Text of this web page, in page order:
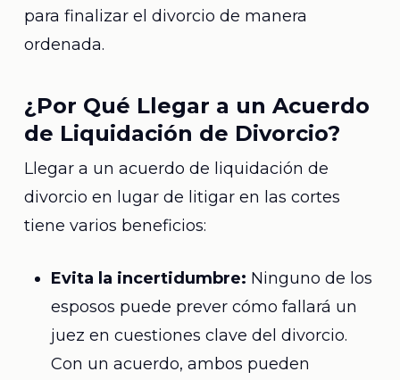
para finalizar el divorcio de manera
ordenada.
¿Por Qué Llegar a un Acuerdo
de Liquidación de Divorcio?
Llegar a un acuerdo de liquidación de
divorcio en lugar de litigar en las cortes
tiene varios beneficios:
Evita la incertidumbre: Ninguno de los
esposos puede prever cómo fallará un
juez en cuestiones clave del divorcio.
Con un acuerdo, ambos pueden